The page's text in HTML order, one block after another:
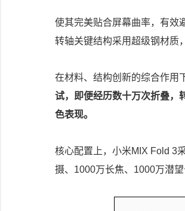
使其完美贴合屏幕曲率，有效
转轴关键结构采用超级钢材质
在材料、结构创新的综合作
试，即便经历数十万次折叠，
色表现。
核心配置上，小米MIX Fold 3
摄、1000万长焦、1000万潜